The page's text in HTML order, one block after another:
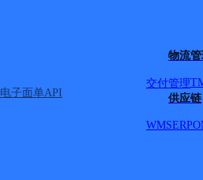
电子面单API
物流
交付管理
供应链
WMSERP